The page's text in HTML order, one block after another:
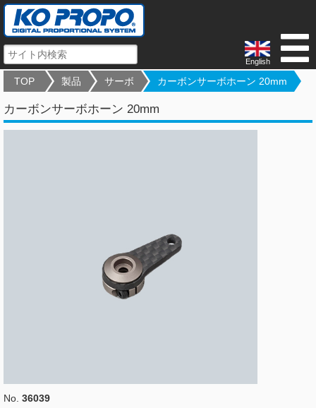
English
TOP 製品 サーボ カーボンサーボホーン 20mm
カーボンサーボホーン 20mm
No. 36039